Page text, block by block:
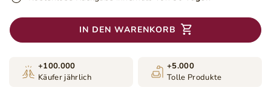
IN DEN WARENKORB
+100.000
Käufer jährlich
+5.000
Tolle Produkte